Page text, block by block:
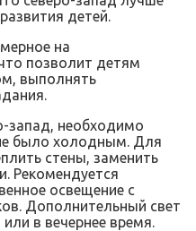
детей.
на
позволит детям
выполнять
запад, необходимо
было холодным. Для
стены, заменить
Рекомендуется
освещение с
Дополнительный свет
в вечернее время.